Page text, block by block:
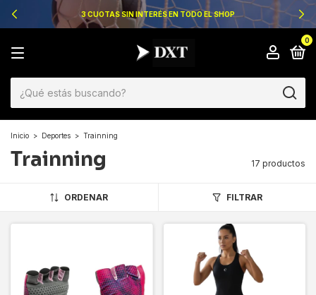
3 CUOTAS SIN INTERÉS EN TODO EL SHOP
0
Inicio > Deportes > Trainning
Trainning 17 productos
ORDENAR FILTRAR